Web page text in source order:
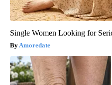
Single Women Looking for
Amoredate